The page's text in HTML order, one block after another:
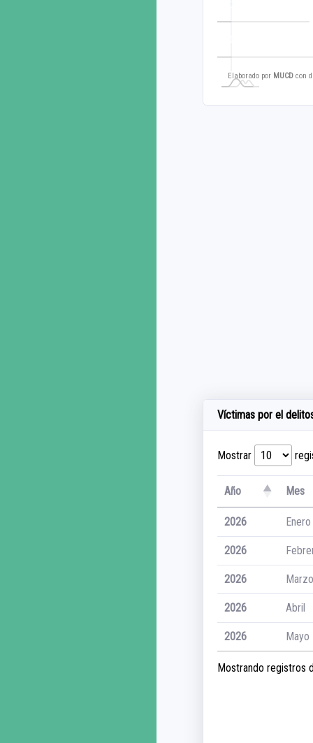
Elaborado por MUCD con
Víctimas por el
Mostrar
Año Mes
2026 Enero
2026
2026 Marzo
2026 Abril
2026 Mayo
Mostrando registros